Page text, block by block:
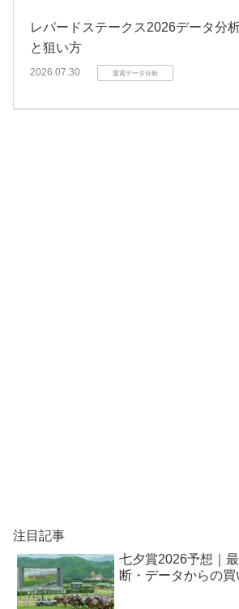
レパードステークス2026データ分
と狙い方
2026.07.30 重賞データ分析
注目記事
七夕賞2026予想｜
断・データからの買